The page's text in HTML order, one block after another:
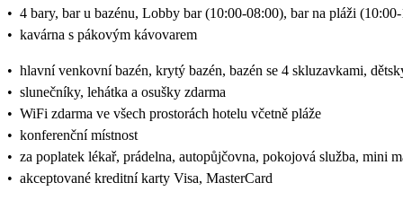
• 4 bary, bar u bazénu, Lobby bar (10:00-08:00), bar na pláži
• kavárna s pákovým kávovarem
• hlavní venkovní bazén, krytý bazén, bazén se 4 skluzavkami,
• slunečníky, lehátka a osušky zdarma
• WiFi zdarma ve všech prostorách hotelu včetně pláže
• konferenční místnost
• za poplatek lékař, prádelna, autopůjčovna, pokojová služba, mini
• akceptované kreditní karty Visa, MasterCard